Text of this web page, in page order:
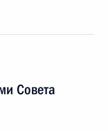
Совета